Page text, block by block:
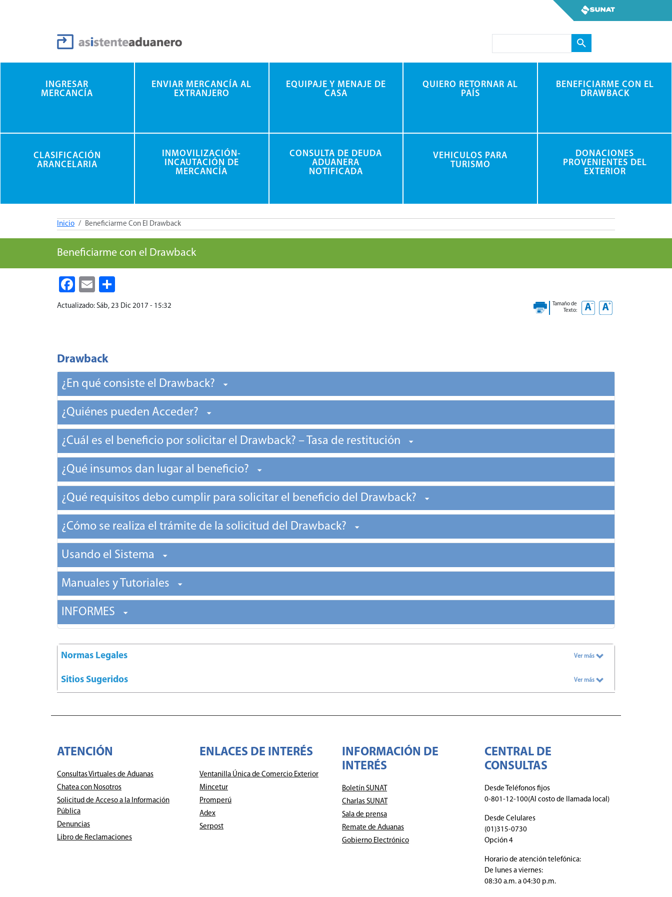
INGRESAR
MERCANCÍA
ENVIAR MERCANCÍA AL
EXTRANJERO
EQUIPAJE Y MENAJE DE
CASA
QUIERO RETORNAR AL
PAÍS
BENEFICIARME CON EL
DRAWBACK
CLASIFICACIÓN
ARANCELARIA
INMOVILIZACIÓN-
INCAUTACIÓN DE
MERCANCÍA
CONSULTA DE DEUDA
ADUANERA
NOTIFICADA
VEHICULOS PARA
TURISMO
DONACIONES
PROVENIENTES DEL
EXTERIOR
Inicio Beneficiarme Con El Drawback
Beneficiarme con el Drawback
Facebook
Email
Actualizado: Sáb, 23 Dic 2017 - 15:32
Tamaño de
Texto:
Drawback
¿En qué consiste el Drawback?
¿Quiénes pueden Acceder?
¿Cuál es el beneficio por solicitar el Drawback? – Tasa de restitución
¿Qué insumos dan lugar al beneficio?
¿Qué requisitos debo cumplir para solicitar el beneficio del Drawback?
¿Cómo se realiza el trámite de la solicitud del Drawback?
Usando el Sistema
Manuales y Tutoriales
INFORMES
Normas Legales Ver más
Sitios Sugeridos Ver más
ATENCIÓN
Consultas Virtuales de Aduanas
Chatea con Nosotros
Solicitud de Acceso a la Información
Pública
Denuncias
Libro de Reclamaciones
ENLACES DE INTERÉS
Ventanilla Única de Comercio Exterior
Mincetur
Promperú
Adex
Serpost
INFORMACIÓN DE
INTERÉS
Boletín SUNAT
Charlas SUNAT
Sala de prensa
Remate de Aduanas
Gobierno Electrónico
CENTRAL DE
CONSULTAS
Desde Teléfonos fijos
0-801-12-100(Al costo de llamada local)
Desde Celulares
(01)315-0730
Opción 4
Horario de atención telefónica:
De lunes a viernes:
08:30 a.m. a 04:30 p.m.